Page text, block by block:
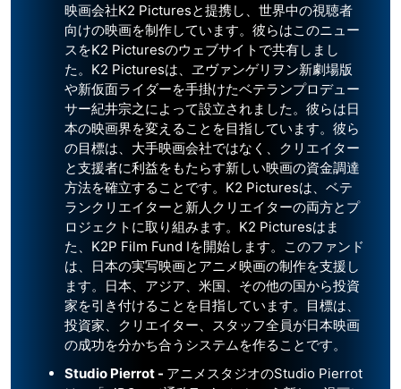
映画会社K2 Picturesと提携し、世界中の視聴者
向けの映画を制作しています。彼らはこのニュー
スをK2 Picturesのウェブサイトで共有しまし
た。K2 Picturesは、ヱヴァンゲリヲン新劇場版
や新仮面ライダーを手掛けたベテランプロデュー
サー紀井宗之によって設立されました。彼らは日
本の映画界を変えることを目指しています。彼ら
の目標は、大手映画会社ではなく、クリエイター
と支援者に利益をもたらす新しい映画の資金調達
方法を確立することです。K2 Picturesは、ベテ
ランクリエイターと新人クリエイターの両方とプ
ロジェクトに取り組みます。K2 Picturesはま
た、K2P Film Fund Iを開始します。このファンド
は、日本の実写映画とアニメ映画の制作を支援し
ます。日本、アジア、米国、その他の国から投資
家を引き付けることを目指しています。目標は、
投資家、クリエイター、スタッフ全員が日本映画
の成功を分かち合うシステムを作ることです。
Studio Pierrot - アニメスタジオのStudio Pierrot